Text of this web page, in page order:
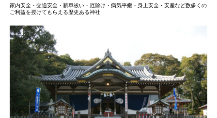
家内安全・交通安全・新車祓い・厄除け・病気平癒・身上安全・安産など数多くの
ご利益を授けてもらえる歴史ある神社